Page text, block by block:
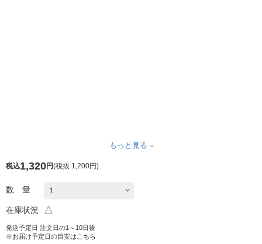
もっと見る
税込1,320円(税抜 1,200円)
数 量
在庫状況 △
発送予定日 注文日の1～10日後
※お届け予定日の目安は こちら